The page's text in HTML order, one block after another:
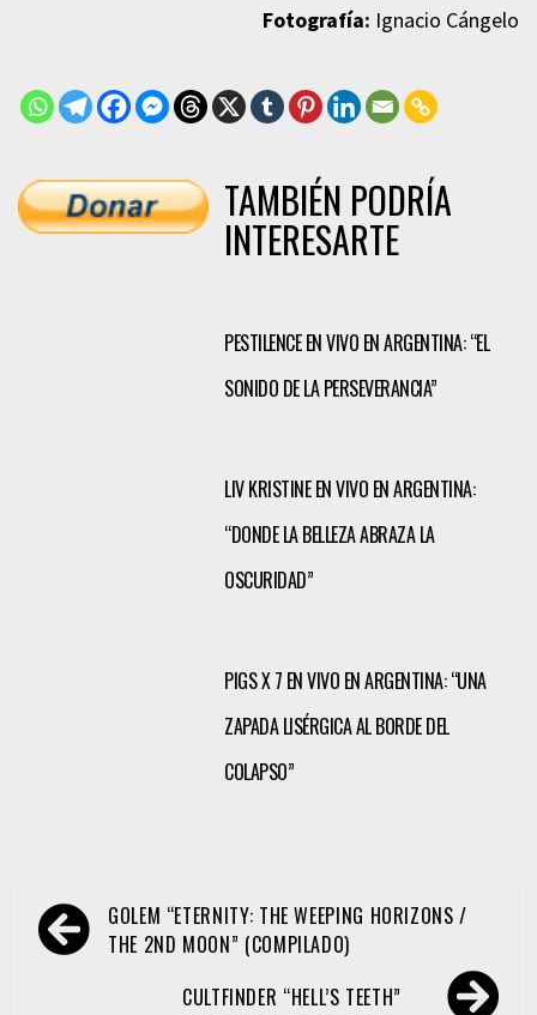
Fotografía: Ignacio Cángelo
TAMBIÉN PODRÍA
INTERESARTE
PESTILENCE EN VIVO EN ARGENTINA: “EL
SONIDO DE LA PERSEVERANCIA”
LIV KRISTINE EN VIVO EN ARGENTINA:
“DONDE LA BELLEZA ABRAZA LA
OSCURIDAD”
PIGS X 7 EN VIVO EN ARGENTINA: “UNA
ZAPADA LISÉRGICA AL BORDE DEL
COLAPSO”
Navegación
de
GOLEM “ETERNITY: THE WEEPING HORIZONS /
THE 2ND MOON” (COMPILADO)
CULTFINDER “HELL’S TEETH”